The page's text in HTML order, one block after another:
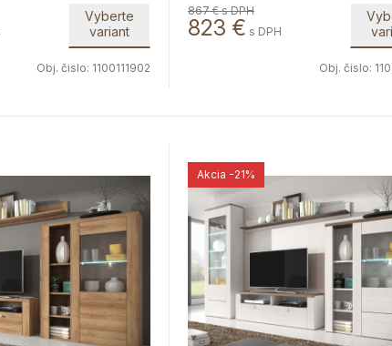
Vyberte
variant
Obj. čislo: 1100111902
867 €s DPH
823 € s DPH
Obj. čislo:
Akcia -21%